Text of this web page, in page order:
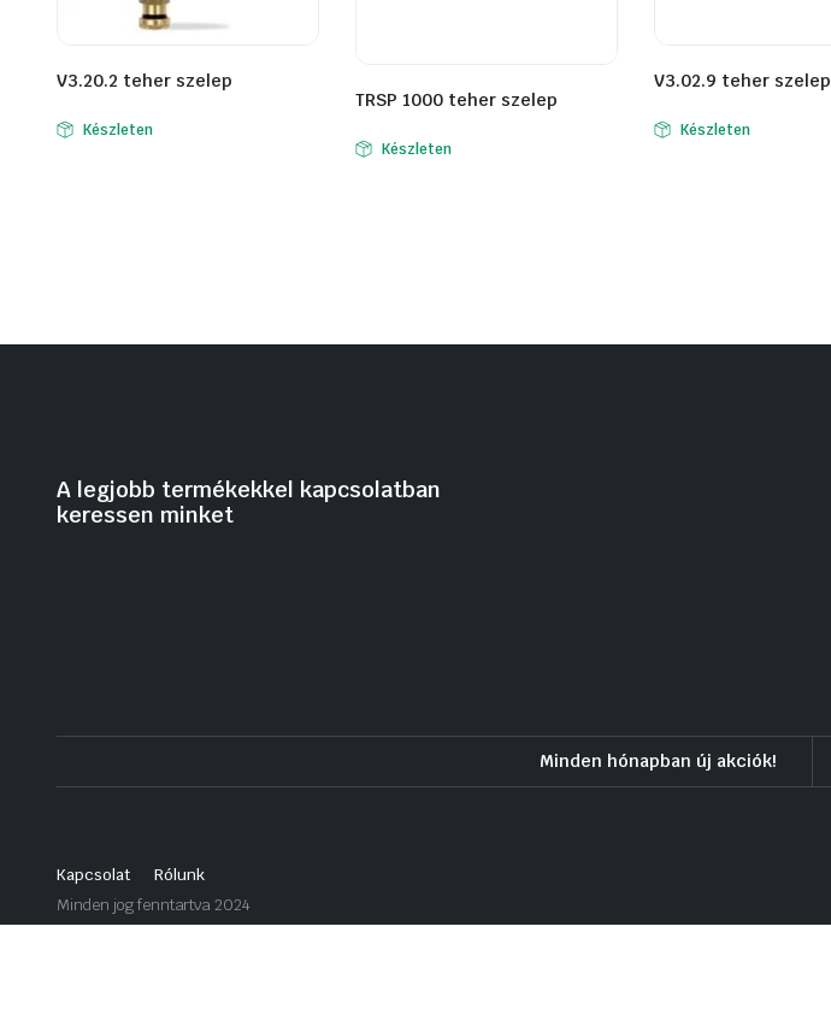
V3.20.2 teher szelep
Készleten
TRSP 1000 teher szelep
Készleten
V3.02.9 teher szelep
Készleten
A legjobb termékekkel kapcsolatban
keressen minket
Minden hónapban új akciók!
Kapcsolat
Rólunk
Minden jog fenntartva 2024